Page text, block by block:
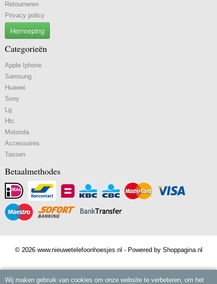
Retourneren
Privacy policy
Herroeping
Categorieën
Apple Iphone
Samsung
Huawei
Sony
Lg
Htc
Motorola
Accessoires
Tassen
Betaalmethodes
© 2026 www.nieuwetelefoonhoesjes.nl - Powered by Shoppagina.nl
Wij maken gebruik van cookies om onze website te verbeteren, om het